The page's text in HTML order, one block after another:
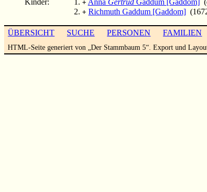
Kinder:
+ Anna Gertrud Gaddum [Gaddom]
+ Richmuth Gaddum [Gaddom]
ÜBERSICHT SUCHE PERSONEN FAMILIEN
HTML-Seite generiert von „Der Stammbaum 5“. Export und